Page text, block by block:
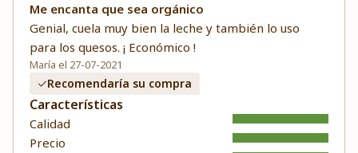
Me encanta que sea orgánico
Genial, cuela muy bien la leche y también lo uso
para los quesos. ¡ Económico !
María el 27-07-2021
Recomendaría su compra
Características
Calidad
Precio